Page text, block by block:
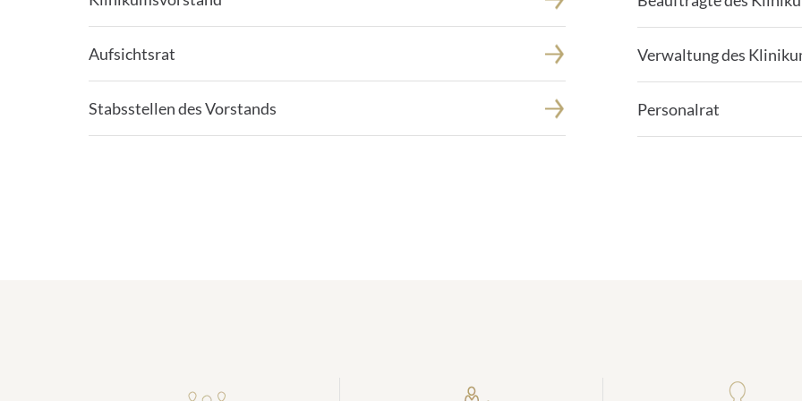
Aufsichtsrat
Stabsstellen des Vorstands
Verwaltung des
Personalrat